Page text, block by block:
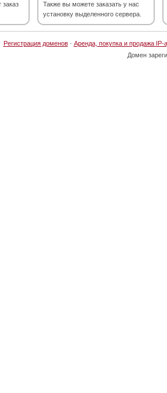
Также вы можете заказать у нас
установку выделенного сервера.
Регистрация доменов· Аренда, покупка и продажа IP-
Домен